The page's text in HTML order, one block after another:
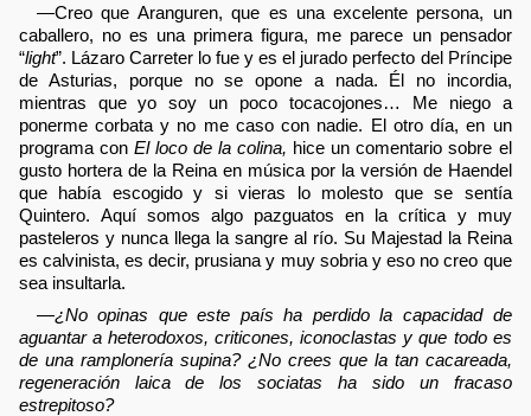
—Creo que Aranguren, que es una excelente persona, un
caballero, no es una primera figura, me parece un pensador
“light”. Lázaro Carreter lo fue y es el jurado perfecto del Príncipe
de Asturias, porque no se opone a nada. Él no incordia,
mientras que yo soy un poco tocacojones… Me niego a
ponerme corbata y no me caso con nadie. El otro día, en un
programa con El loco de la colina, hice un comentario sobre el
gusto hortera de la Reina en música por la versión de Haendel
que había escogido y si vieras lo molesto que se sentía
Quintero. Aquí somos algo pazguatos en la crítica y muy
pasteleros y nunca llega la sangre al río. Su Majestad la Reina
es calvinista, es decir, prusiana y muy sobria y eso no creo que
sea insultarla.
—¿No opinas que este país ha perdido la capacidad de
aguantar a heterodoxos, criticones, iconoclastas y que todo es
de una ramplonería supina? ¿No crees que la tan cacareada,
regeneración laica de los sociatas ha sido un fracaso
estrepitoso?